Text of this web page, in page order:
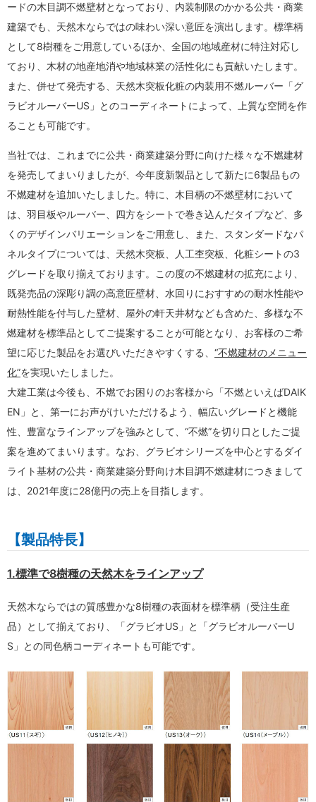
ードの木目調不燃壁材となっており、内装制限のかかる公共・商業
建築でも、天然木ならではの味わい深い意匠を演出します。標準柄
として8樹種をご用意しているほか、全国の地域産材に特注対応し
ており、木材の地産地消や地域林業の活性化にも貢献いたします。
また、併せて発売する、天然木突板化粧の内装用不燃ルーバー「グ
ラビオルーバーUS」とのコーディネートによって、上質な空間を作
ることも可能です。
当社では、これまでに公共・商業建築分野に向けた様々な不燃建材
を発売してまいりましたが、今年度新製品として新たに6製品もの
不燃建材を追加いたしました。特に、木目柄の不燃壁材において
は、羽目板やルーバー、四方をシートで巻き込んだタイプなど、多
くのデザインバリエーションをご用意し、また、スタンダードなパ
ネルタイプについては、天然木突板、人工杢突板、化粧シートの3
グレードを取り揃えております。この度の不燃建材の拡充により、
既発売品の深彫り調の高意匠壁材、水回りにおすすめの耐水性能や
耐熱性能を付与した壁材、屋外の軒天井材なども含めた、多様な不
燃建材を標準品としてご提案することが可能となり、お客様のご希
望に応じた製品をお選びいただきやすくする、 “不燃建材のメニュー
化”を実現いたしました。
大建工業は今後も、不燃でお困りのお客様から「不燃といえばDAIK
EN」と、第一にお声がけいただけるよう、幅広いグレードと機能
性、豊富なラインアップを強みとして、“不燃”を切り口としたご提
案を進めてまいります。なお、グラビオシリーズを中心とするダイ
ライト基材の公共・商業建築分野向け木目調不燃建材につきまして
は、2021年度に28億円の売上を目指します。
【製品特長】
1.標準で8樹種の天然木をラインアップ
天然木ならではの質感豊かな8樹種の表面材を標準柄（受注生産
品）として揃えており、「グラビオUS」と「グラビオルーバーU
S」との同色柄コーディネートも可能です。